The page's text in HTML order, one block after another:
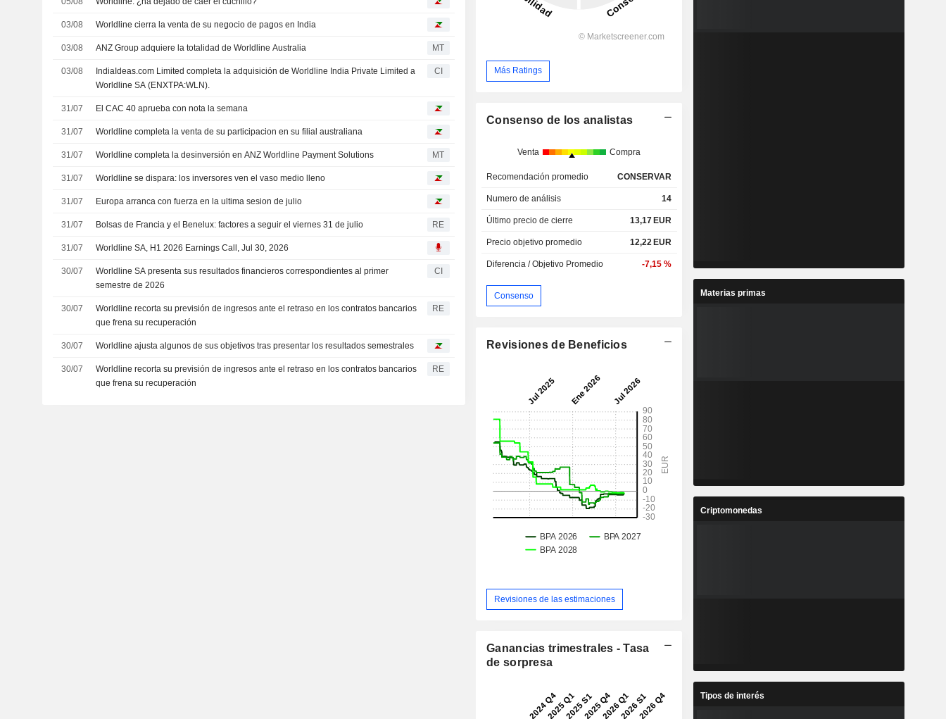
03/08 Worldline cierra la venta de su negocio de pagos en India
03/08 ANZ Group adquiere la totalidad de Worldline Australia MT
03/08
IndiaIdeas.com Limited completa la adquisición de Worldline India Private Limited a
Worldline SA (ENXTPA:WLN).
CI
31/07 El CAC 40 aprueba con nota la semana
31/07 Worldline completa la venta de su participacion en su filial australiana
31/07 Worldline completa la desinversión en ANZ Worldline Payment Solutions MT
31/07 Worldline se dispara: los inversores ven el vaso medio lleno
31/07 Europa arranca con fuerza en la ultima sesion de julio
31/07 Bolsas de Francia y el Benelux: factores a seguir el viernes 31 de julio RE
31/07 Worldline SA, H1 2026 Earnings Call, Jul 30, 2026
30/07
Worldline SA presenta sus resultados financieros correspondientes al primer
semestre de 2026
CI
30/07
Worldline recorta su previsión de ingresos ante el retraso en los contratos bancarios
que frena su recuperación
RE
30/07 Worldline ajusta algunos de sus objetivos tras presentar los resultados semestrales
30/07
Worldline recorta su previsión de ingresos ante el retraso en los contratos bancarios
que frena su recuperación
RE
Más Ratings
Consenso de los analistas
Venta Compra
Recomendación promedio CONSERVAR
Numero de análisis 14
Último precio de cierre 13,17 EUR
Precio objetivo promedio 12,22 EUR
Diferencia / Objetivo Promedio -7,15 %
Consenso
Revisiones de Beneficios
Revisiones de las estimaciones
Ganancias trimestrales - Tasa
de sorpresa
Materias primas
Criptomonedas
Tipos de interés